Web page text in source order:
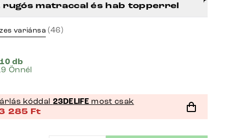
rugós matraccal és hab topperrel
variánsa (46)
db
Önnél
kóddal 23DELIFE most csak
285 Ft